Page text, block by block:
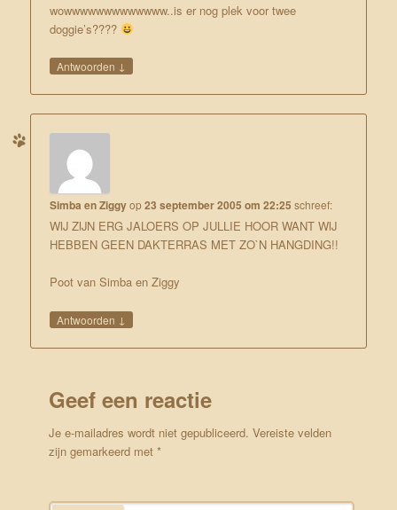
wowwwwwwwwwwwww..is er nog plek voor twee
doggie’s????
Antwoorden ↓
Simba en Ziggyop23 september 2005 om 22:25 schreef:
WIJ ZIJN ERG JALOERS OP JULLIE HOOR WANT WIJ
HEBBEN GEEN DAKTERRAS MET ZO`N HANGDING!!
Poot van Simba en Ziggy
Antwoorden ↓
Geef een reactie
Je e-mailadres wordt niet gepubliceerd. Vereiste velden
zijn gemarkeerd met*